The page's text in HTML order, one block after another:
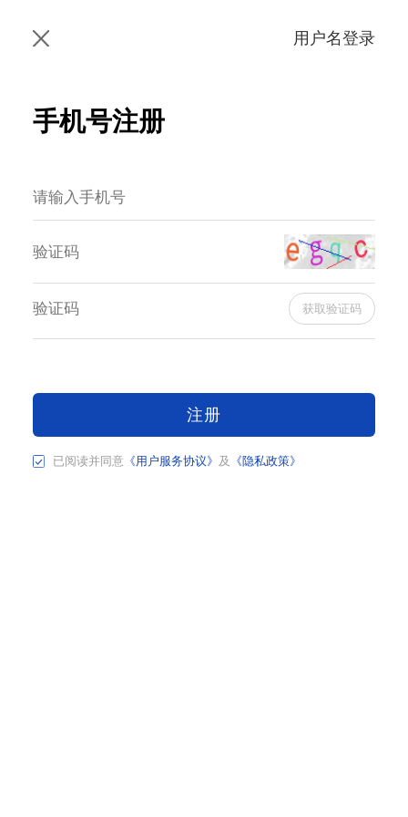
用户名登录
手机号注册
获取验证码
注册
已阅读并同意 《用户服务协议》 及 《隐私政策》